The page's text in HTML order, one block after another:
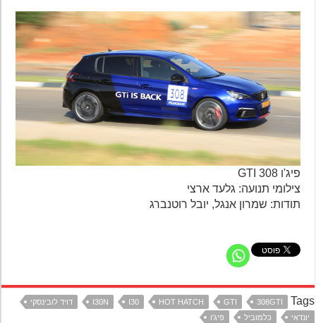
פיג'ו 308 GTI
צילומי תנועה: גלעד ארצי
תודות: שמרון אנגל, יובל רוטנברג
308GTI
GTI
HOT HATCH
I30
I30N
דויד לובינסקי
כלמוביל פיג'ו